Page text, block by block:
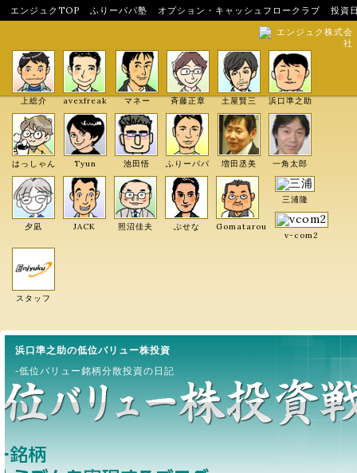
エンジュクTOP ふりーパパ塾 オプション・キャッシュフロークラブ
投資
エンジュク株式会
社
上総介 avexfreak マネー 斉藤正章 土屋賢三 浜口準之助
はっしゃん Tyun 池田悟 ふりーパパ 増田丞美 一角太郎
夕凪 JACK 照沼佳夫 ぶせな Gomatarou
三浦隆
v-com2
スタッフ
浜口準之助の低位バリュー株投資
-低位バリュー銘柄分散投資の日記